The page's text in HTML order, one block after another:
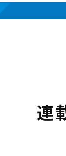
連